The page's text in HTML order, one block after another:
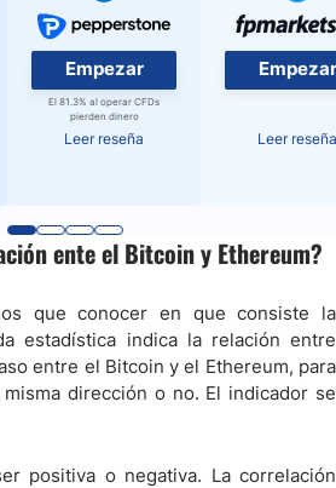
Empezar
El 81.3% al operar CFDs
pierden dinero
Leer reseña
Empezar
Leer reseña
ente el Bitcoin y Ethereum?
que conocer en que consiste la
estadística indica la relación entre
entre el Bitcoin y el Ethereum, para
dirección o no. El indicador se
positiva o negativa. La correlación